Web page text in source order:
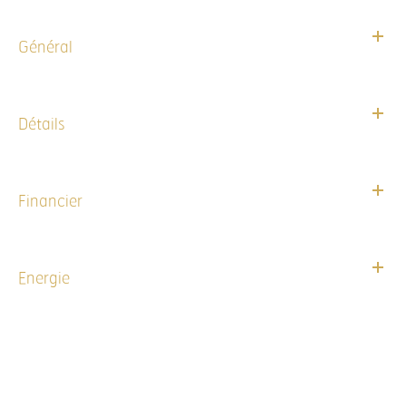
Général
Détails
Financier
Energie